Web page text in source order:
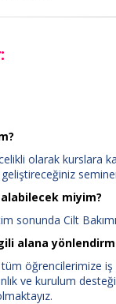
olarak kurslara
miyim?
sonunda Cilt
alana
öğrencilerimize
ve kurulum